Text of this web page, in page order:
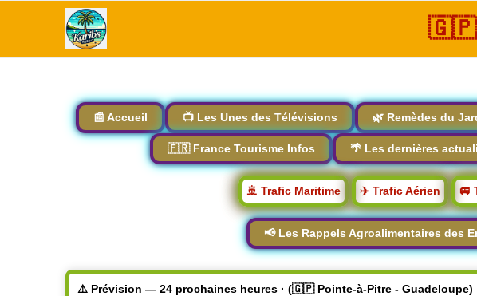
🇬🇵
📰 Accueil 📺 Les Unes des Télévisions 🌿 Remèdes du
🇫🇷 France Tourisme Infos 🌴 Les dernières
🚢 Trafic Maritime ✈️ Trafic Aérien 🚐
📢 Les Rappels Agroalimentaires des
⚠️ Prévision — 24 prochaines heures · (🇬🇵 Pointe-à-Pitre - Guadeloupe)